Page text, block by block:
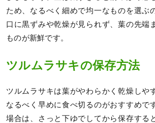
ため、なるべく細めで均一なものを選ぶ
口に黒ずみや乾燥が見られず、葉の先端
ものが新鮮です。
ツルムラサキの保存方法
ツルムラサキは葉がやわらかく乾燥しや
なるべく早めに食べ切るのがおすすめで
場合は、さっと下ゆでしてから保存する